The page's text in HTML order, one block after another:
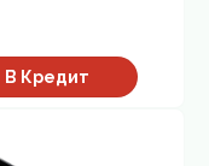
В Кредит